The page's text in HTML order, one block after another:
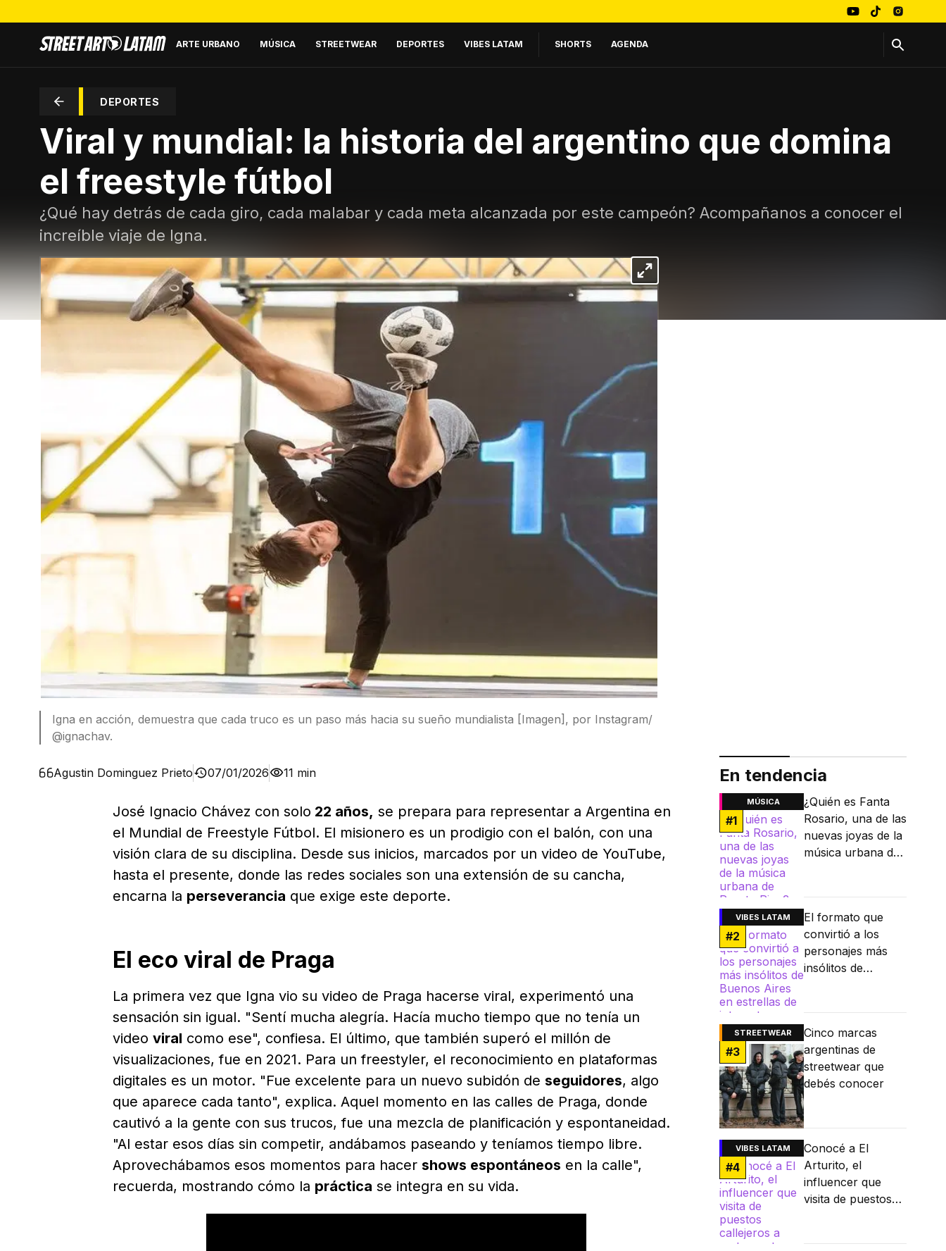
ARTE URBANO MÚSICA STREETWEAR DEPORTES VIBES LATAM SHORTS AGENDA
DEPORTES
Viral y mundial: la historia del argentino que domina
el freestyle fútbol
¿Qué hay detrás de cada giro, cada malabar y cada meta alcanzada por este campeón? Acompañanos a conocer el
increíble viaje de Igna.
Igna en acción, demuestra que cada truco es un paso más hacia su sueño mundialista [Imagen], por Instagram/
@ignachav.
Agustin Dominguez Prieto 07/01/2026 11 min
José Ignacio Chávez con solo 22 años, se prepara para representar a Argentina en
el Mundial de Freestyle Fútbol. El misionero es un prodigio con el balón, con una
visión clara de su disciplina. Desde sus inicios, marcados por un video de YouTube,
hasta el presente, donde las redes sociales son una extensión de su cancha,
encarna la perseverancia que exige este deporte.
El eco viral de Praga
La primera vez que Igna vio su video de Praga hacerse viral, experimentó una
sensación sin igual. "Sentí mucha alegría. Hacía mucho tiempo que no tenía un
video viral como ese", confiesa. El último, que también superó el millón de
visualizaciones, fue en 2021. Para un freestyler, el reconocimiento en plataformas
digitales es un motor. "Fue excelente para un nuevo subidón de seguidores, algo
que aparece cada tanto", explica. Aquel momento en las calles de Praga, donde
cautivó a la gente con sus trucos, fue una mezcla de planificación y espontaneidad.
"Al estar esos días sin competir, andábamos paseando y teníamos tiempo libre.
Aprovechábamos esos momentos para hacer shows espontáneos en la calle",
recuerda, mostrando cómo la práctica se integra en su vida.
En tendencia
MÚSICA
#1
¿Quién es Fanta
Rosario, una de las
nuevas joyas de la
música urbana de
VIBES LATAM
#2
El formato que
convirtió a los
personajes más
insólitos de
STREETWEAR
#3
Cinco marcas
argentinas de
streetwear que
debés conocer
VIBES LATAM
#4
Conocé a El
Arturito, el
influencer que
visita de puestos